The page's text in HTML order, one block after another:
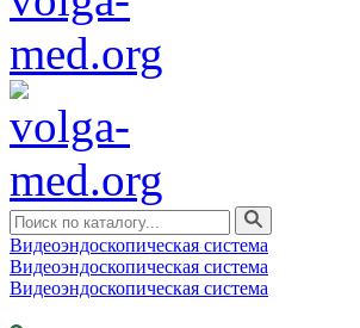
Видеоэндоскопическая система
Видеоэндоскопическая система
Видеоэндоскопическая система